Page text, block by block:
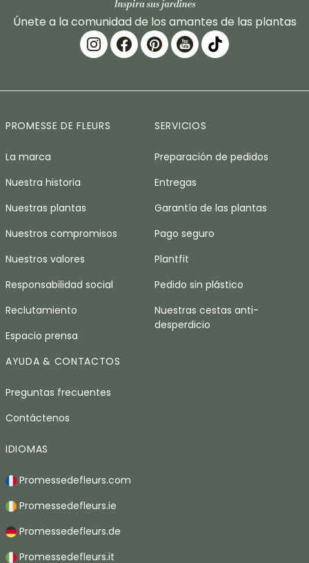
Únete a la comunidad de los amantes de las plantas
PROMESSE DE FLEURS
La marca
Nuestra historia
Nuestras plantas
Nuestros compromisos
Nuestros valores
Responsabilidad social
Reclutamiento
Espacio prensa
SERVICIOS
Preparación de pedidos
Entregas
Garantía de las plantas
Pago seguro
Plantfit
Pedido sin plástico
Nuestras cestas anti-
desperdicio
AYUDA & CONTACTOS
Preguntas frecuentes
Contáctenos
IDIOMAS
Promessedefleurs.com
Promessedefleurs.ie
Promessedefleurs.de
Promessedefleurs.it